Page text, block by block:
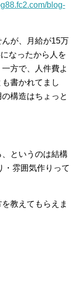
blog-
が、月給が15万
なったから人を
方で、人件費よ
書かれてまし
構造はちょっと
というのは結構
・雰囲気作りって
教えてもらえま